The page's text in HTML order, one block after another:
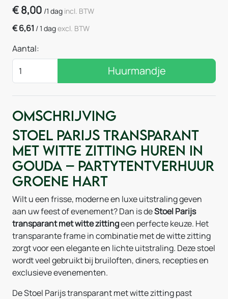
€8,00 /1 dag incl. BTW
€6,61 /1 dagexcl. BTW
Aantal:
Huurmandje
Omschrijving
Stoel Parijs transparant
met witte zitting huren in
Gouda – Partytentverhuur
Groene Hart
Wilt u een frisse, moderne en luxe uitstraling geven
aan uw feest of evenement? Dan is deStoel Parijs
transparant met witte zittingeen perfecte keuze. Het
transparante frame in combinatie met de witte zitting
zorgt voor een elegante en lichte uitstraling. Deze stoel
wordt veel gebruikt bij bruiloften, diners, recepties en
exclusieve evenementen.
De Stoel Parijs transparant met witte zitting past